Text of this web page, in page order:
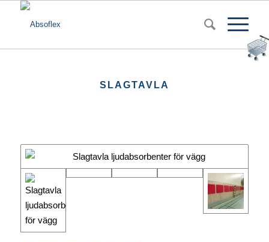
SLAGTAVLA